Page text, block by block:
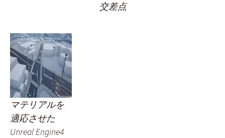
交差点
マテリアルを
適応させた
Unreal Engine4